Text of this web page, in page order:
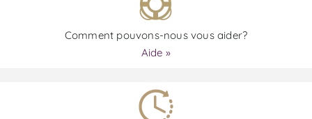
Comment pouvons-nous vous aider?
Aide »